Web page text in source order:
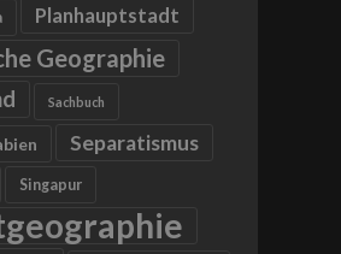
Planhauptstadt
Geographie
Sachbuch
Separatismus
Singapur